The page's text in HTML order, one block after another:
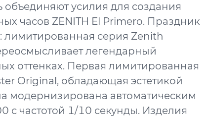
объединяют усилия для создания
часов ZENITH El Primero. Праздник
лимитированная серия Zenith
легендарный
оттенках. Первая лимитированная
Original, обладающая эстетикой
модернизирована автоматическим
с частотой 1/10 секунды. Изделия